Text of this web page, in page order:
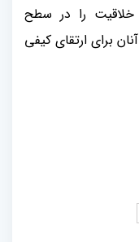
خلاقیت را در سطح
برای ارتقای کیفی